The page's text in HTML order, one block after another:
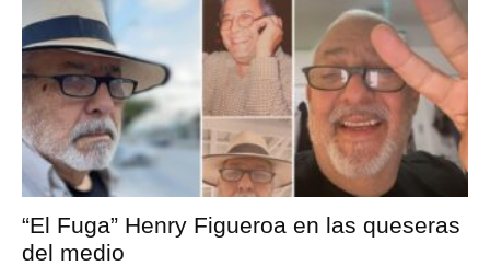
“El Fuga” Henry Figueroa en las queseras
del medio